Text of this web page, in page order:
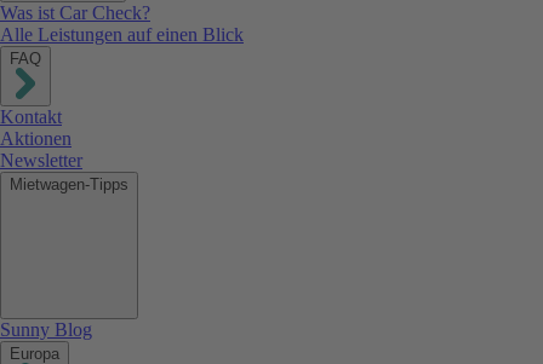
Was ist Car Check?
Alle Leistungen auf einen Blick
FAQ
Kontakt
Aktionen
Newsletter
Mietwagen-Tipps
Sunny Blog
Europa